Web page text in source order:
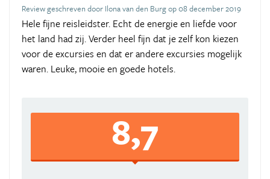
Review geschreven door Ilona van den Burg op 08 december 2019
Hele fijne reisleidster. Echt de energie en liefde voor
het land had zij. Verder heel fijn dat je zelf kon kiezen
voor de excursies en dat er andere excursies mogelijk
waren. Leuke, mooie en goede hotels.
8,7